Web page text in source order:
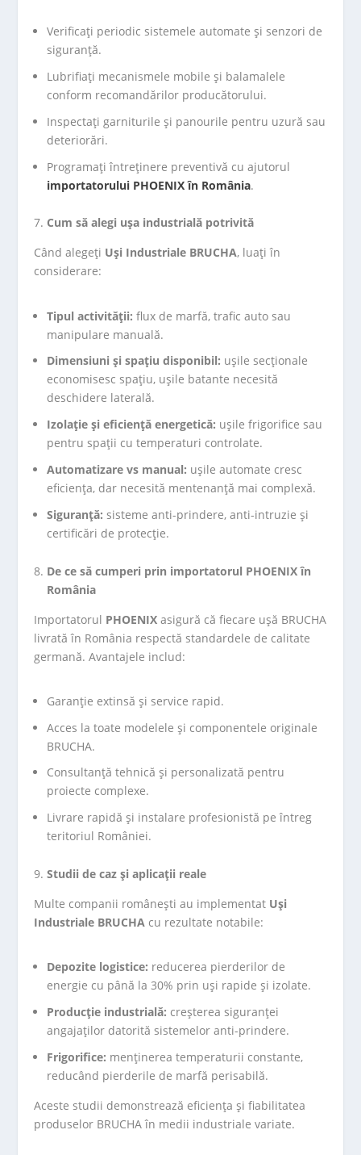
Verificați periodic sistemele automate și senzori de
siguranță.
Lubrifiați mecanismele mobile și balamalele
conform recomandărilor producătorului.
Inspectați garniturile și panourile pentru uzură sau
deteriorări.
Programați întreținere preventivă cu ajutorul
importatorului PHOENIX în România.
Cum să alegi ușa industrială potrivită
Când alegeți Uși Industriale BRUCHA, luați în
considerare:
Tipul activității: flux de marfă, trafic auto sau
manipulare manuală.
Dimensiuni și spațiu disponibil: ușile secționale
economisesc spațiu, ușile batante necesită
deschidere laterală.
Izolație și eficiență energetică: ușile frigorifice sau
pentru spații cu temperaturi controlate.
Automatizare vs manual: ușile automate cresc
eficiența, dar necesită mentenanță mai complexă.
Siguranță: sisteme anti-prindere, anti-intruzie și
certificări de protecție.
De ce să cumperi prin importatorul PHOENIX în
România
Importatorul PHOENIX asigură că fiecare ușă BRUCHA
livrată în România respectă standardele de calitate
germană. Avantajele includ:
Garanție extinsă și service rapid.
Acces la toate modelele și componentele originale
BRUCHA.
Consultanță tehnică și personalizată pentru
proiecte complexe.
Livrare rapidă și instalare profesionistă pe întreg
teritoriul României.
Studii de caz și aplicații reale
Multe companii românești au implementat Uși
Industriale BRUCHA cu rezultate notabile:
Depozite logistice: reducerea pierderilor de
energie cu până la 30% prin uși rapide și izolate.
Producție industrială: creșterea siguranței
angajaților datorită sistemelor anti-prindere.
Frigorifice: menținerea temperaturii constante,
reducând pierderile de marfă perisabilă.
Aceste studii demonstrează eficiența și fiabilitatea
produselor BRUCHA în medii industriale variate.